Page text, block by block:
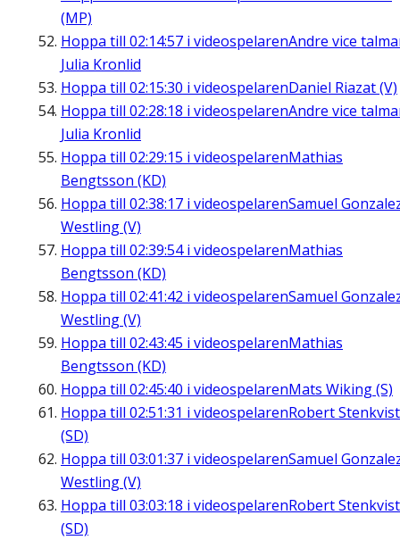
(MP)
Hoppa till 02:14:57 i videospelarenAndre vice
Julia Kronlid
Hoppa till 02:15:30 i videospelarenDaniel Riazat (V)
Hoppa till 02:28:18 i videospelarenAndre vice
Julia Kronlid
Hoppa till 02:29:15 i videospelarenMathias
Bengtsson (KD)
Hoppa till 02:38:17 i videospelarenSamuel
Westling (V)
Hoppa till 02:39:54i videospelarenMathias
Bengtsson (KD)
Hoppa till 02:41:42 i videospelarenSamuel
Westling (V)
Hoppa till 02:43:45 i videospelarenMathias
Bengtsson (KD)
Hoppa till 02:45:40 i videospelarenMats Wiking (S)
Hoppa till 02:51:31 i videospelarenRobert Stenkvist
(SD)
Hoppa till 03:01:37 i videospelarenSamuel
Westling (V)
Hoppa till 03:03:18 i videospelarenRobert Stenkvist
(SD)